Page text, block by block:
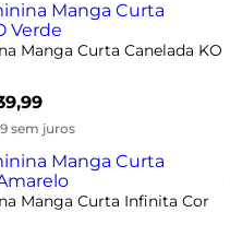
Manga Curta Canelada KO
sem juros
Manga Curta Infinita Cor